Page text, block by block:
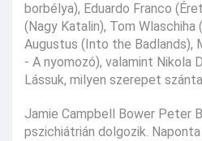
borbélya), Eduardo Franco
(Nagy Katalin), Tom Wlaschiha
Augustus (Into the Badlands),
- A nyomozó), valamint Nikola
Lássuk, milyen szerepet
Jamie Campbell Bower Peter
pszichiátrián dolgozik.